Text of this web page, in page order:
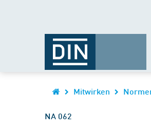
Mitwirken
NA 062